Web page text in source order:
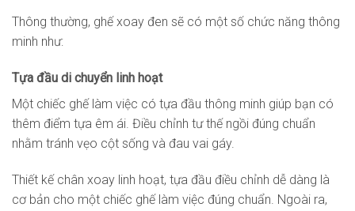
Thông thường, ghế xoay đen sẽ có một số chức năng thông
minh như:
Tựa đầu di chuyển linh hoạt
Một chiếc ghế làm việc có tựa đầu thông minh giúp bạn có
thêm điểm tựa êm ái. Điều chỉnh tư thế ngồi đúng chuẩn
nhằm tránh vẹo cột sống và đau vai gáy.
Thiết kế chân xoay linh hoạt, tựa đầu điều chỉnh dễ dàng là
cơ bản cho một chiếc ghế làm việc đúng chuẩn. Ngoài ra,